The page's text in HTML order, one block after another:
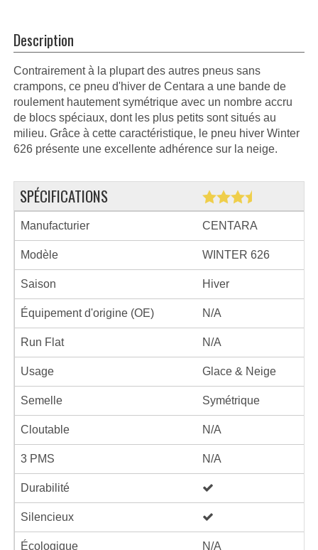
Description
Contrairement à la plupart des autres pneus sans
crampons, ce pneu d'hiver de Centara a une bande de
roulement hautement symétrique avec un nombre accru
de blocs spéciaux, dont les plus petits sont situés au
milieu. Grâce à cette caractéristique, le pneu hiver Winter
626 présente une excellente adhérence sur la neige.
SPÉCIFICATIONS
Manufacturier CENTARA
Modèle WINTER 626
Saison Hiver
Équipement d'origine (OE) N/A
Run Flat N/A
Usage Glace & Neige
Semelle Symétrique
Cloutable N/A
3 PMS N/A
Durabilité
Silencieux
Écologique N/A